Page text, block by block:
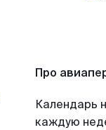
Про
Календарь
каждую